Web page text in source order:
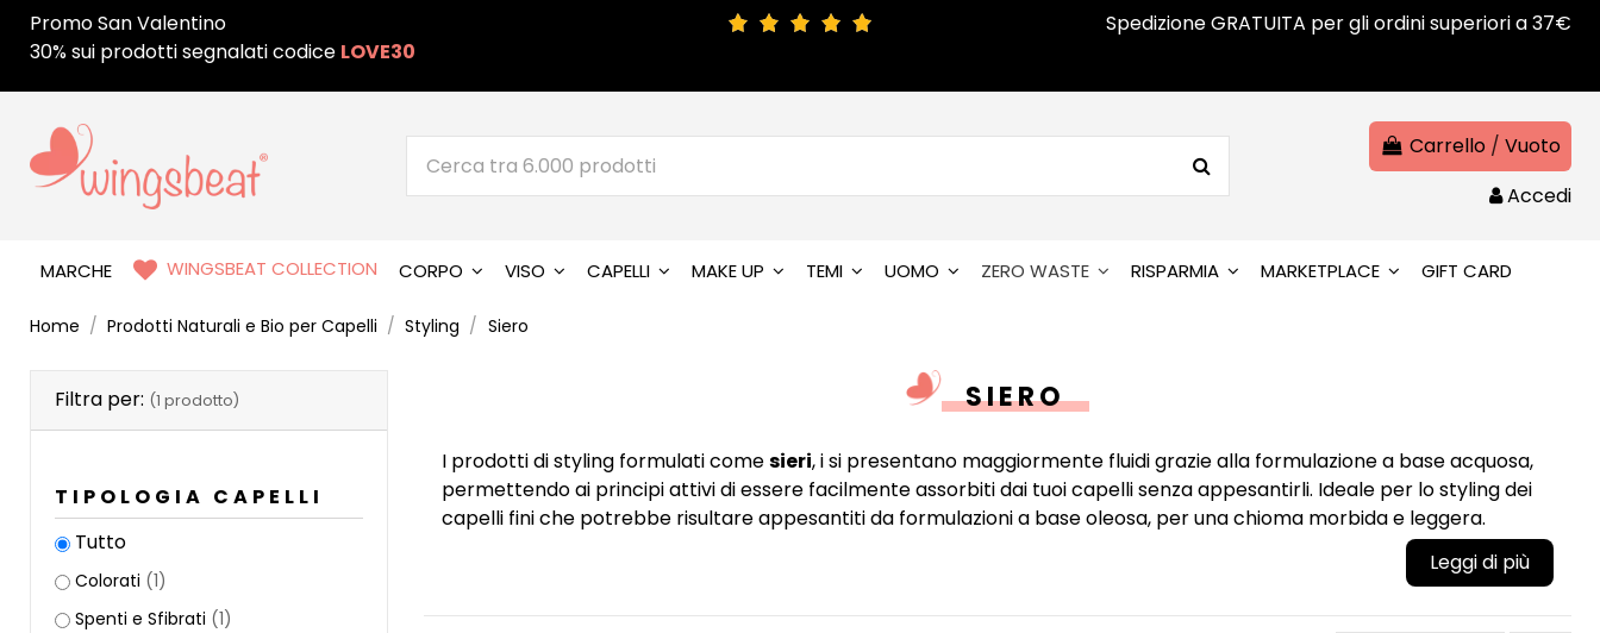
Promo San Valentino
30% sui prodotti segnalati codice LOVE30
Spedizione GRATUITA per gli ordini superiori a 37€
Carrello / Vuoto
Accedi
MARCHE WINGSBEAT COLLECTION CORPO VISO CAPELLI MAKE UP TEMI UOMO ZERO WASTE RISPARMIA MARKETPLACE GIFT CARD
Home Prodotti Naturali e Bio per Capelli Styling Siero
SIERO
I prodotti di styling formulati comesieri, i si presentano maggiormente fluidi grazie alla formulazione a base acquosa,
permettendo ai principi attivi di essere facilmente assorbiti dai tuoi capelli senza appesantirli. Ideale per lo styling dei
capelli fini che potrebbe risultare appesantiti da formulazioni a base oleosa, per una chioma morbida e leggera.
Filtra per: (1 prodotto)
TIPOLOGIA CAPELLI
Tutto
Colorati (1)
Spenti e Sfibrati (1)